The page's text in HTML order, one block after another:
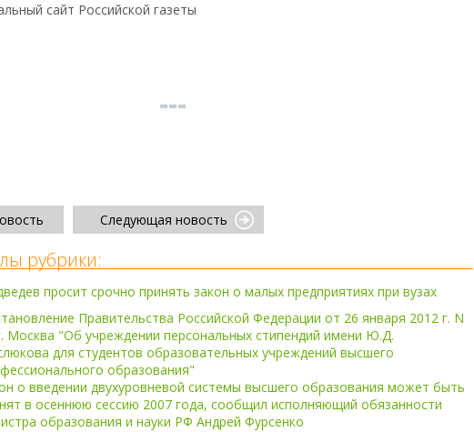
сайт Российской газеты
Следующая новость
рубрики:
просит срочно принять закон о малых предприятиях при вузах
Правительства Российской Федерации от 26 января 2012 г. N
Москва "Об учреждении персональных стипендий имени Ю.Д.
для студентов образовательных учреждений высшего
образования"
о введении двухуровневой системы высшего образования может быть
в осеннюю сессию 2007 года, сообщил исполняющий обязанности
образования и науки РФ Андрей Фурсенко